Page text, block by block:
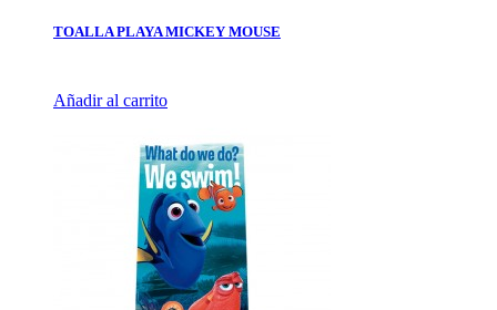
TOALLA PLAYA MICKEY MOUSE
Añadir al carrito